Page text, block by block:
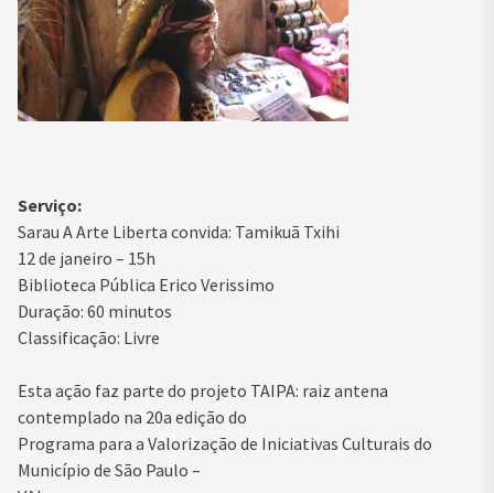
Serviço:
Sarau A Arte Liberta convida: Tamikuã Txihi
12 de janeiro – 15h
Biblioteca Pública Erico Verissimo
Duração: 60 minutos
Classificação: Livre
Esta ação faz parte do projeto TAIPA: raiz antena
contemplado na 20a edição do
Programa para a Valorização de Iniciativas Culturais do
Município de São Paulo –